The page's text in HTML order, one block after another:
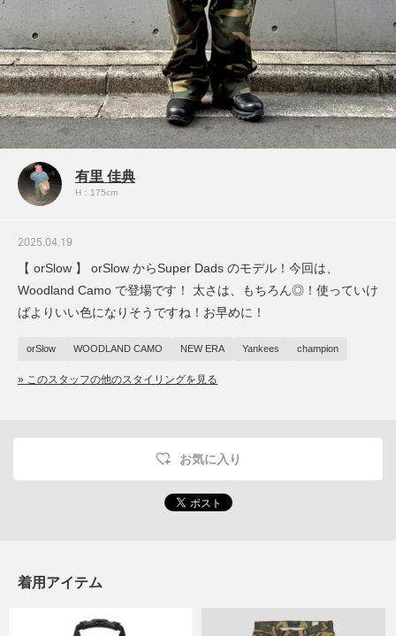
有里 佳典
H：175cm
2025.04.19
【 orSlow 】 orSlow からSuper Dads のモデル！今回は、
Woodland Camo で登場です！ 太さは、もちろん◎！使っていけ
ばよりいい色になりそうですね！お早めに！
orSlow WOODLAND CAMO NEW ERA Yankees champion
» このスタッフの他のスタイリングを見る
お気に入り
着用アイテム